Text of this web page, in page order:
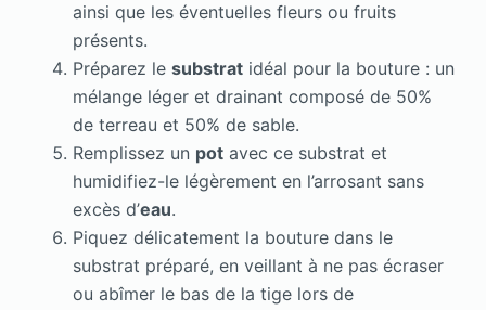
ainsi que les éventuelles fleurs ou fruits
présents.
Préparez le substratidéal pour la bouture : un
mélange léger et drainant composé de 50%
de terreau et 50% de sable.
Remplissez un potavec ce substrat et
humidifiez-le légèrement en l’arrosant sans
excès d’eau.
Piquez délicatement la bouture dans le
substrat préparé, en veillant à ne pas écraser
ou abîmer le bas de la tige lors de